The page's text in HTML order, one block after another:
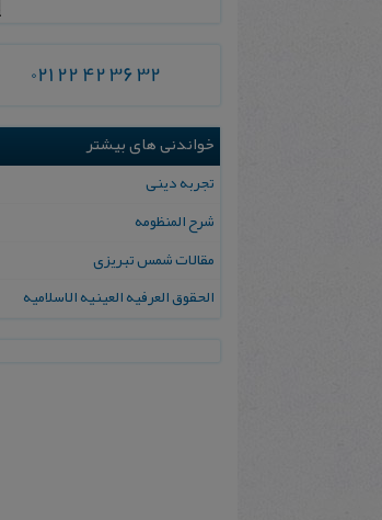
021 22 42 36 32
خواندنی های بیشتر
تجربه دینی
شرح المنظومه
مقالات شمس تبریزی
ال‍ح‍ق‍وق‌ ال‍ع‍رفیه‌ ال‍عینیه‌ الاس‍لامیه‌